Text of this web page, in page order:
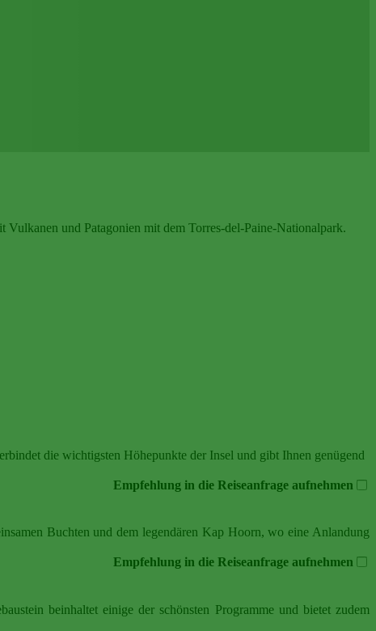
und Patagonien mit dem Torres‑del‑Paine‑Nationalpark.
die wichtigsten Höhepunkte der Insel und gibt Ihnen genügend
Empfehlung in die Reiseanfrage aufnehmen
Buchten und dem legendären Kap Hoorn, wo eine Anlandung
Empfehlung in die Reiseanfrage aufnehmen
beinhaltet einige der schönsten Programme und bietet zudem